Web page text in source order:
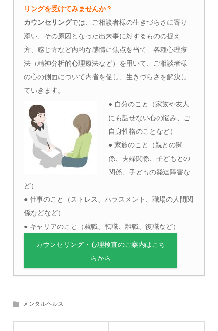
リングを受けてみませんか？
カウンセリングでは、ご相談者様の生きづらさに寄り
添い、その原因となった出来事に対するものの捉え
方、感じ方など内的な感情に焦点を当て、各種心理療
法（精神分析的心理療法など）を用いて、ご相談者様
の心の側面について内省を促し、生きづらさを解決し
ていきます。
● 自分のこと（家族や友人
にも話せない心の悩み、ご
自身性格のことなど）
● 家族のこと（親との関
係、夫婦関係、子どもとの
関係、子どもの発達障害な
ど）
● 仕事のこと（ストレス、ハラスメント、職場の人間関
係などなど）
● キャリアのこと（就職、転職、離職、復職など）
カウンセリング・心理検査のご案内はこち
らから
メンタルヘルス